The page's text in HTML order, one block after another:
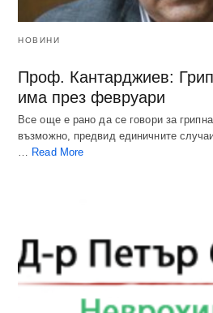
НОВИНИ
Проф. Кантарджиев:
има през февруари
Все още е рано да се говори за
възможно, предвид единичните
… Read More